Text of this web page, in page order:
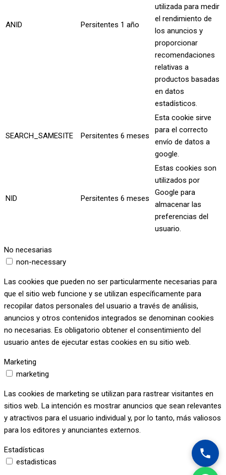
ANID Persitentes 1 año
utilizada para medir
el rendimiento de
los anuncios y
proporcionar
recomendaciones
relativas a
productos basadas
en datos
estadísticos.
SEARCH_SAMESITE Persitentes 6 meses
Esta cookie sirve
para el correcto
envío de datos a
google.
NID Persitentes 6 meses
Estas cookies son
utilizados por
Google para
almacenar las
preferencias del
usuario.
No necesarias
non-necessary
Las cookies que pueden no ser particularmente necesarias para
que el sitio web funcione y se utilizan específicamente para
recopilar datos personales del usuario a través de análisis,
anuncios y otros contenidos integrados se denominan cookies
no necesarias. Es obligatorio obtener el consentimiento del
usuario antes de ejecutar estas cookies en su sitio web.
Marketing
marketing
Las cookies de marketing se utilizan para rastrear visitantes en
sitios web. La intención es mostrar anuncios que sean relevantes
y atractivos para el usuario individual y, por lo tanto, más valiosos
para los editores y anunciantes externos.
Estadísticas
estadisticas